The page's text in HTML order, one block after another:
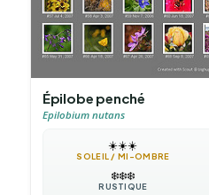
Épilobe penché
Epilobium nutans
☀️☀️☀️
SOLEIL / MI-OMBRE
❄️❄️❄️
RUSTIQUE